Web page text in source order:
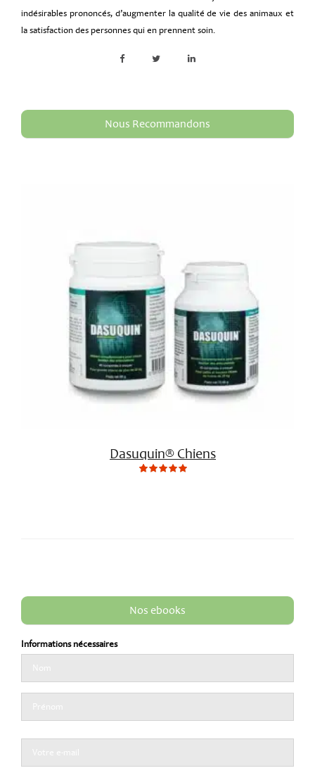
indésirables prononcés, d’augmenter la qualité de vie des animaux et
la satisfaction des personnes qui en prennent soin.
Nous Recommandons
Dasuquin® Chiens
Nos ebooks
Informations nécessaires